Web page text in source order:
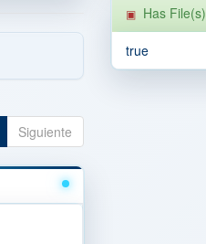
Siguiente
Has File(s)
true